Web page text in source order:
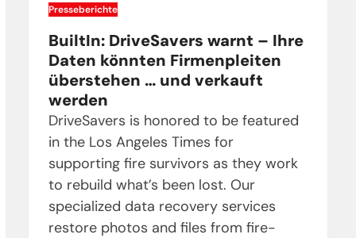
Presseberichte
BuiltIn: DriveSavers warnt – Ihre
Daten könnten Firmenpleiten
überstehen … und verkauft
werden
DriveSavers is honored to be featured
in the Los Angeles Times for
supporting fire survivors as they work
to rebuild what’s been lost. Our
specialized data recovery services
restore photos and files from fire-